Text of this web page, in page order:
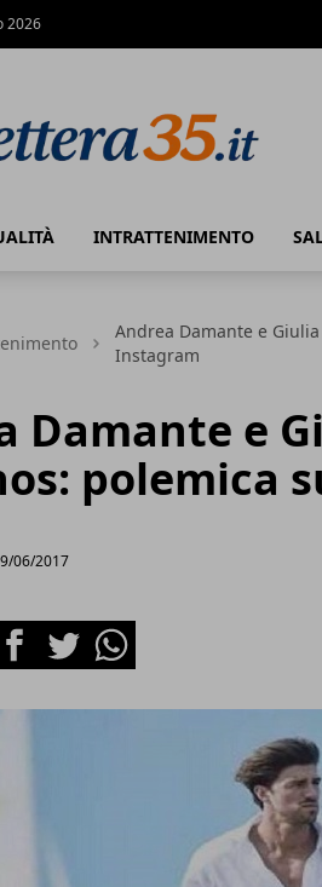
2026
INTRATTENIMENTO
Andrea Damante e
Instagram
Damante e
polemica
06/2017
FacebookTwitterWhatsapp